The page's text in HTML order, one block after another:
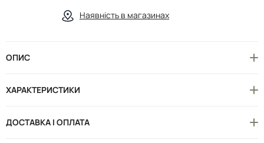
Наявність в магазинах
ОПИС
ХАРАКТЕРИСТИКИ
ДОСТАВКА І ОПЛАТА